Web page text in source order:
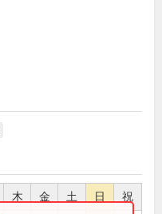
木 金 土 日 祝